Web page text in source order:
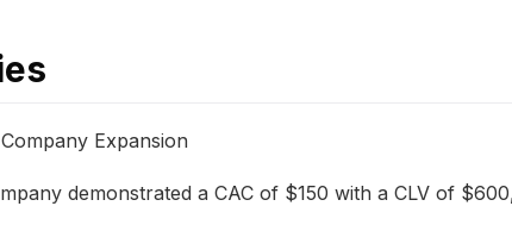
Expansion
demonstrated a CAC of $150 with a CLV of